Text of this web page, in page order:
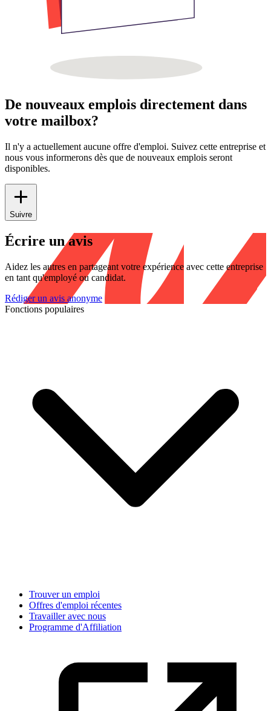
De nouveaux emplois directement dans
votre mailbox?
Il n'y a actuellement aucune offre d'emploi. Suivez cette entreprise et
nous vous informerons dès que de nouveaux emplois seront
disponibles.
Suivre
Écrire un avis
Aidez les autres en partageant votre expérience avec cette entreprise
en tant qu'employé ou candidat.
Rédiger un avis anonyme
Fonctions populaires
Trouver un emploi
Offres d'emploi récentes
Travailler avec nous
Programme d'Affiliation